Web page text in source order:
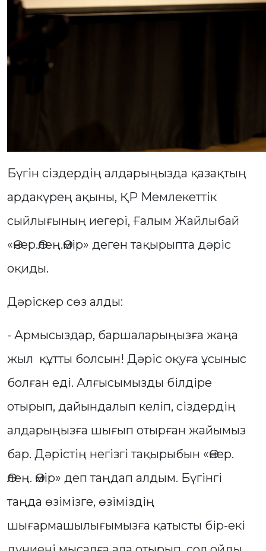
Бүгін сіздердің алдарыңызда қазақтың
ардакүрең ақыны, ҚР Мемлекеттік
сыйлығының иегері, Ғалым Жайлыбай
«Өнер.Өлең.Өмір» деген тақырыпта дәріс
оқиды.
Дәріскер сөз алды:
- Армысыздар, баршаларыңызға жаңа
жыл құтты болсын! Дәріс оқуға ұсыныс
болған еді. Алғысымызды білдіре
отырып, дайындалып келіп, сіздердің
алдарыңызға шығып отырған жайымыз
бар. Дәрістің негізгі тақырыбын «Өнер.
Өлең. Өмір» деп таңдап алдым. Бүгінгі
таңда өзімізге, өзіміздің
шығармашылығымызға қатысты бір-екі